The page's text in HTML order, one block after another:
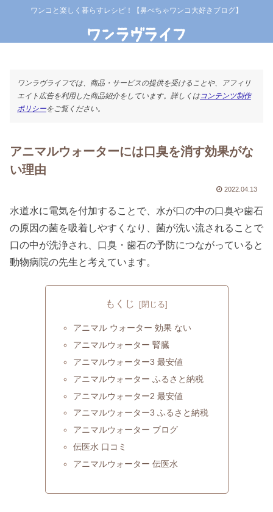
ワンコと楽しく暮らすレシピ！【鼻ぺちゃワンコ大好きブログ】
ワンラヴライフでは、商品・サービスの提供を受けることや、アフィリ
エイト広告を利用した商品紹介をしています。詳しくはコンテンツ制作
ポリシーをご覧ください。
アニマルウォーターには口臭を消す効果がな
い理由
2022.04.13
水道水に電気を付加することで、水が口の中の口臭や歯石
の原因の菌を吸着しやすくなり、菌が洗い流されることで
口の中が洗浄され、口臭・歯石の予防につながっていると
動物病院の先生と考えています。
もくじ
アニマル ウォーター 効果 ない
アニマルウォーター 腎臓
アニマルウォーター3 最安値
アニマルウォーター ふるさと納税
アニマルウォーター2 最安値
アニマルウォーター3 ふるさと納税
アニマルウォーター ブログ
伝医水 口コミ
アニマルウォーター 伝医水